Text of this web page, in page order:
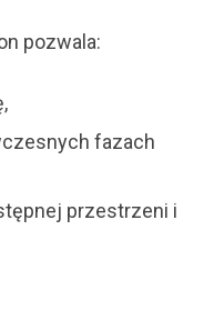
pozwala:
fazach
przestrzeni i